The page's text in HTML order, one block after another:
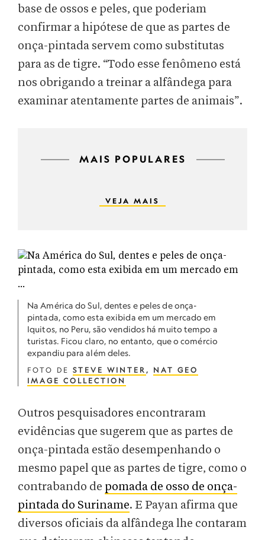
base de ossos e peles, que poderiam
confirmar a hipótese de que as partes de
onça-pintada servem como substitutas
para as de tigre. “Todo esse fenômeno está
nos obrigando a treinar a alfândega para
examinar atentamente partes de animais”.
MAIS POPULARES
VEJA MAIS
Na América do Sul, dentes e peles de onça-
pintada, como esta exibida em um mercado em
Iquitos, no Peru, são vendidos há muito tempo a
turistas. Ficou claro, no entanto, que o comércio
expandiu para além deles.
FOTO DE STEVE WINTER , NAT GEO
IMAGE COLLECTION
Outros pesquisadores encontraram
evidências que sugerem que as partes de
onça-pintada estão desempenhando o
mesmo papel que as partes de tigre, como o
contrabando de pomada de osso de onça-
pintada do Suriname. E Payan afirma que
diversos oficiais da alfândega lhe contaram